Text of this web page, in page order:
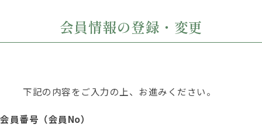
会員情報の登録・変更
下記の内容をご入力の上、お進みください。
会員番号（会員No）